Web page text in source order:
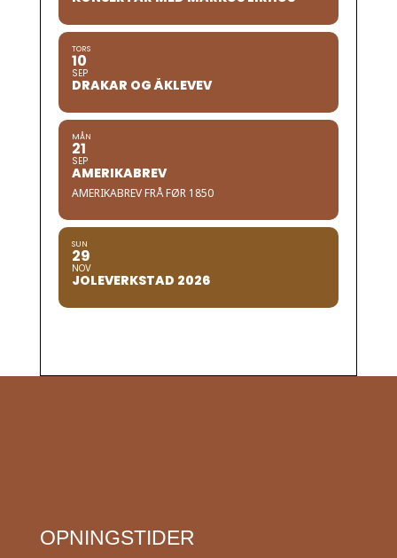
TORS
10
SEP
DRAKAR OG ÅKLEVEV
MÅN
21
SEP
AMERIKABREV
AMERIKABREV FRÅ FØR 1850
SUN
29
NOV
JOLEVERKSTAD 2026
OPNINGSTIDER